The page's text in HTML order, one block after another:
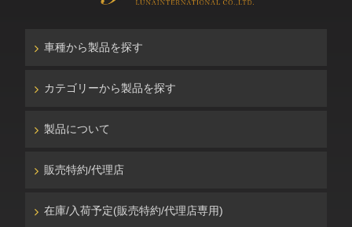
車種から製品を探す
カテゴリーから製品を探す
製品について
販売特約/代理店
在庫/入荷予定(販売特約/代理店専用)